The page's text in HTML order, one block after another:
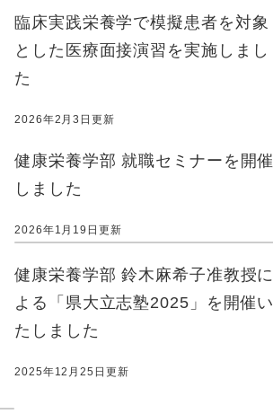
臨床実践栄養学で模擬患者を対象
とした医療面接演習を実施しまし
た
2026年2月3日更新
健康栄養学部 就職セミナーを開催
しました
2026年1月19日更新
健康栄養学部 鈴木麻希子准教授に
よる「県大立志塾2025」を開催い
たしました
2025年12月25日更新